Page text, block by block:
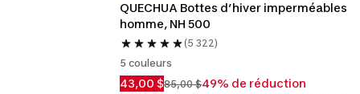
QUECHUA Bottes d’hiver imperméables
homme, NH 500
(5 322)
5 couleurs
43,00 $85,00 $49% de réduction